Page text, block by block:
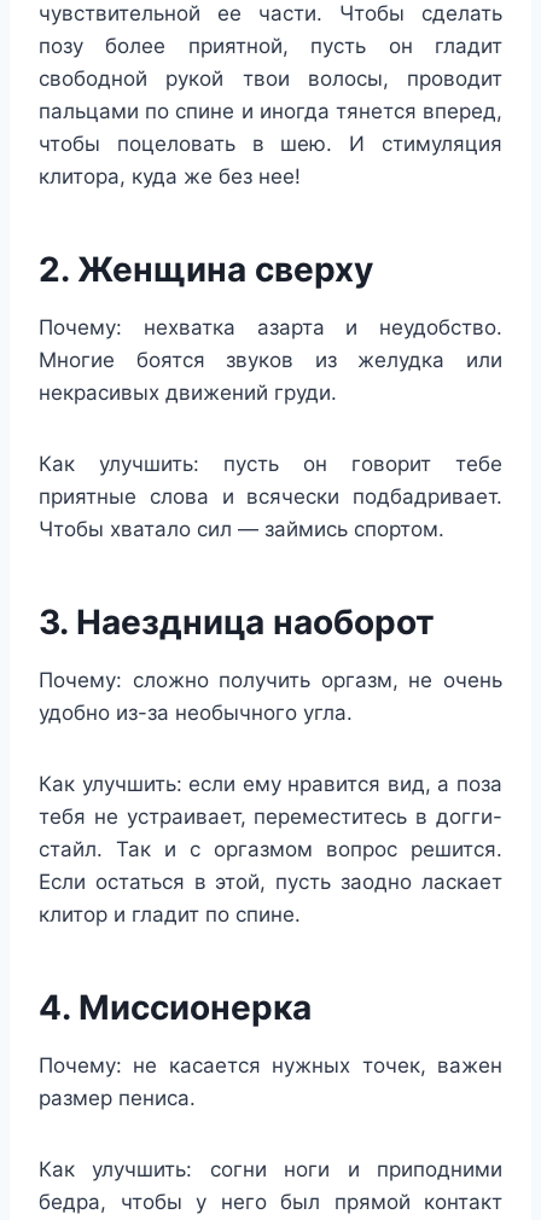
чувствительной ее части. Чтобы сделать
позу более приятной, пусть он гладит
свободной рукой твои волосы, проводит
пальцами по спине и иногда тянется вперед,
чтобы поцеловать в шею. И стимуляция
клитора, куда же без нее!
2. Женщина сверху
Почему: нехватка азарта и неудобство.
Многие боятся звуков из желудка или
некрасивых движений груди.
Как улучшить: пусть он говорит тебе
приятные слова и всячески подбадривает.
Чтобы хватало сил — займись спортом.
3. Наездница наоборот
Почему: сложно получить оргазм, не очень
удобно из-за необычного угла.
Как улучшить: если ему нравится вид, а поза
тебя не устраивает, переместитесь в догги-
стайл. Так и с оргазмом вопрос решится.
Если остаться в этой, пусть заодно ласкает
клитор и гладит по спине.
4. Миссионерка
Почему: не касается нужных точек, важен
размер пениса.
Как улучшить: согни ноги и приподними
бедра, чтобы у него был прямой контакт